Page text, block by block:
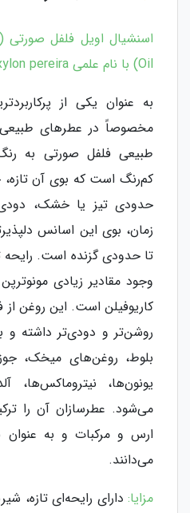
Oil) با نام علمی Myroxylon pereira
به عنوان یکی از
مخصوصاً در عطرهای
طبیعی فلفل صورتی به
کم‌رنگ است که بوی آن تازه،
حدودی تیز یا خشک،
زمان، بوی این اسانس
تا حدودی گزنده است.
وجود مقادیر زیادی مونوترپن
کاریوفیلن است. این روغن از
روشن‌تر و دودی‌تر داشته و
بلوط، روغن‌های میخک،
یونون‌ها، نیتروماکس‌ها،
می‌شود. عطرسازان آن را
ارس و مرکبات و به
می‌دانند.
مزایا: دارای رایحه‌ای تازه،